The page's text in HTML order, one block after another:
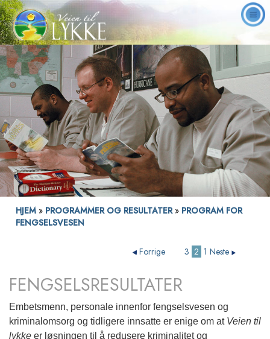
HJEM » PROGRAMMER OG RESULTATER » PROGRAM FOR
FENGSELSVESEN
Neste
1
2
3
Forrige
FENGSELSRESULTATER
Embetsmenn, personale innenfor fengselsvesen og
kriminalomsorg og tidligere innsatte er enige om at Veien til
lykke er løsningen til å redusere kriminalitet og